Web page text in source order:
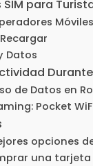
para
Móviles
Datos
de Datos en
Pocket
opciones
una tarjeta